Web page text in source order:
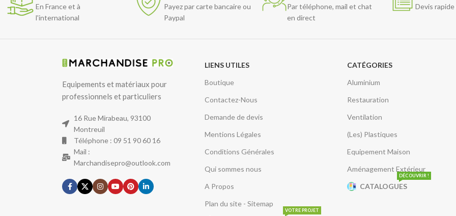
En France et à
l'international
Payez par carte bancaire ou
Paypal
Par téléphone, mail et chat
en direct
Devis
Equipements et matériaux pour
professionnels et particuliers
16 Rue Mirabeau, 93100
Montreuil
Téléphone : 09 51 90 60 16
Mail :
Marchandisepro@outlook.com
LIENS UTILES
Boutique
Contactez-Nous
Demande de devis
Mentions Légales
Conditions Générales
Qui sommes nous
A Propos
Plan du site - Sitemap
VOTRE PROJET
CATÉGORIES
Aluminium
Restauration
Ventilation
(Les) Plastiques
Equipement Maison
Aménagement Extérieur
CATALOGUES
DÉCOUVRIR !